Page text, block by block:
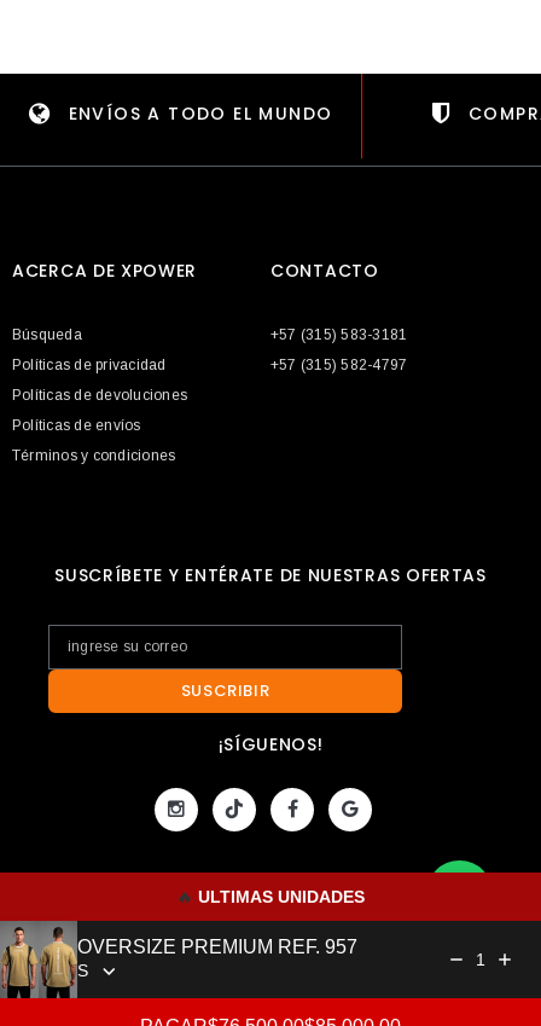
ENVÍOS A TODO EL MUNDO
ACERCA DE XPOWER
Búsqueda
Políticas de privacidad
Políticas de devoluciones
Políticas de envíos
Términos y condiciones
CONTACTO
+57 (315) 583-3181
+57 (315) 582-4797
SUSCRÍBETE Y ENTÉRATE DE NUESTRAS OFERTAS
SUSCRIBIR
¡SÍGUENOS!
© 2021 todos los derechos reservados, diseñado por
🔥 ULTIMAS UNIDADES
OVERSIZE PREMIUM REF. 957
1